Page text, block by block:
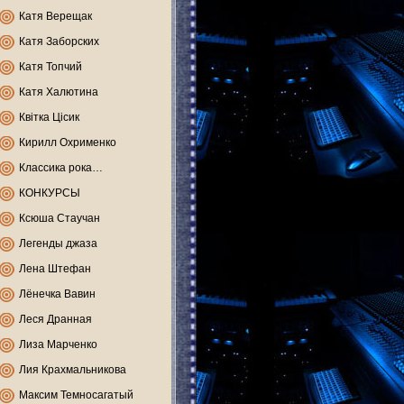
Катя Верещак
Катя Заборских
Катя Топчий
Катя Халютина
Квітка Цісик
Кирилл Охрименко
Классика рока…
КОНКУРСЫ
Ксюша Стаучан
Легенды джаза
Лена Штефан
Лёнечка Вавин
Леся Дранная
Лиза Марченко
Лия Крахмальникова
Максим Темносагатый